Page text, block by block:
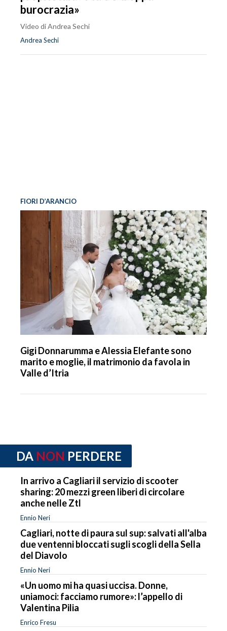
burocrazia»
Video di Andrea Sechi
Andrea Sechi
FIORI D’ARANCIO
Gigi Donnarumma e Alessia Elefante sono
marito e moglie, il matrimonio da favola in
Valle d’Itria
DA NON PERDERE
In arrivo a Cagliari il servizio di scooter
sharing: 20 mezzi green liberi di circolare
anche nelle Ztl
Ennio Neri
Cagliari, notte di paura sul sup: salvati all'alba
due ventenni bloccati sugli scogli della Sella
del Diavolo
Ennio Neri
«Un uomo mi ha quasi uccisa. Donne,
uniamoci: facciamo rumore»: l’appello di
Valentina Pilia
Enrico Fresu